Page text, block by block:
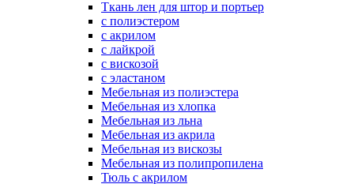
Ткань лен для штор и портьер
с полиэстером
с акрилом
с лайкрой
с вискозой
с эластаном
Мебельная из полиэстера
Мебельная из хлопка
Мебельная из льна
Мебельная из акрила
Мебельная из вискозы
Мебельная из полипропилена
Тюль с акрилом